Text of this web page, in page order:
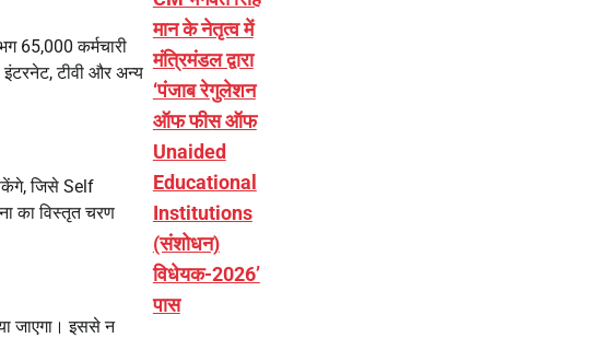
65,000 कर्मचारी
इंटरनेट, टीवी और अन्य
जिसे Self
का विस्तृत चरण
जाएगा। इससे न
मान के नेतृत्व में
मंत्रिमंडल द्वारा
‘पंजाब रेगुलेशन
ऑफ फीस ऑफ
Unaided
Educational
Institutions
(संशोधन)
विधेयक-2026’
पास